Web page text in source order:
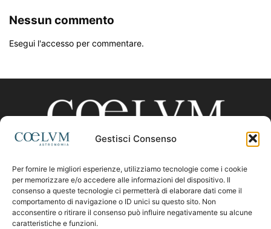
Gestisci Consenso
Per fornire le migliori esperienze, utilizziamo tecnologie come i cookie
per memorizzare e/o accedere alle informazioni del dispositivo. Il
consenso a queste tecnologie ci permetterà di elaborare dati come il
comportamento di navigazione o ID unici su questo sito. Non
acconsentire o ritirare il consenso può influire negativamente su alcune
caratteristiche e funzioni.
Nessun commento
Esegui l'accesso per commentare.
CHI SIAMO
Contattaci:coelumastro@coelum.com